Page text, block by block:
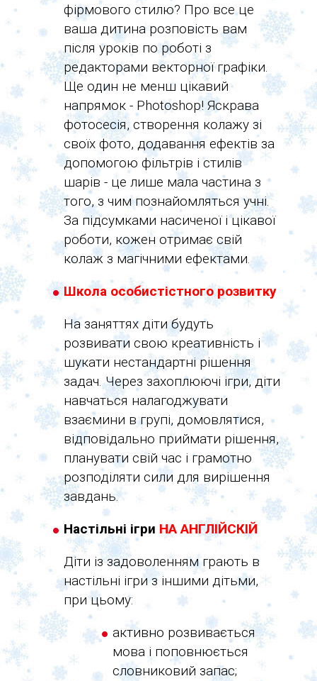
фірмового стилю? Про все це
ваша дитина розповість вам
після уроків по роботі з
редакторами векторної графіки.
Ще один не менш цікавий
напрямок - Photoshop! Яскрава
фотосесія, створення колажу зі
своїх фото, додавання ефектів за
допомогою фільтрів і стилів
шарів - це лише мала частина з
того, з чим познайомляться учні.
За підсумками насиченої і цікавої
роботи, кожен отримає свій
колаж з магічними ефектами.
Школа особистістного розвитку
На заняттях діти будуть
розвивати свою креативність і
шукати нестандартні рішення
задач. Через захоплюючі ігри, діти
навчаться налагоджувати
взаємини в групі, домовлятися,
відповідально приймати рішення,
планувати свій час і грамотно
розподіляти сили для вирішення
завдань.
Настільні ігри НА АНГЛІЙСКІЙ
Діти із задоволенням грають в
настільні ігри з іншими дітьми,
при цьому:
активно розвивається
мова і поповнюється
словниковий запас;